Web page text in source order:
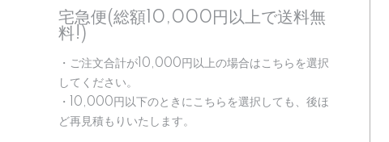
宅急便(総額10,000円以上で送料無
料!)
・ご注文合計が10,000円以上の場合はこちらを選択
してください。
・10,000円以下のときにこちらを選択しても、後ほ
ど再見積もりいたします。